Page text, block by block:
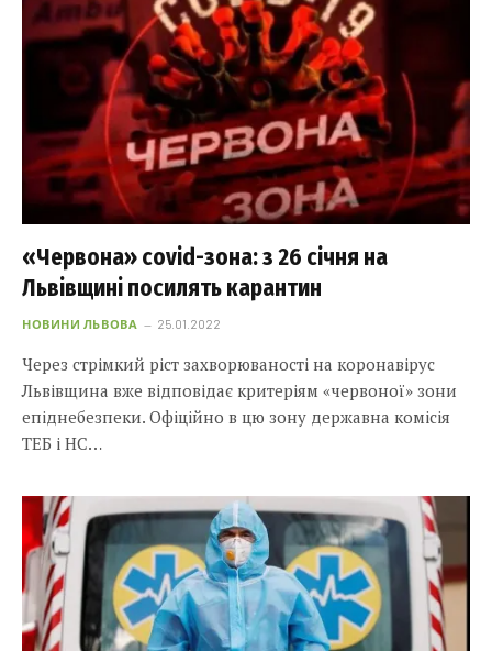
«Червона» covid-зона: з 26 січня на
Львівщині посилять карантин
НОВИНИ ЛЬВОВА 25.01.2022
Через стрімкий ріст захворюваності на коронавірус
Львівщина вже відповідає критеріям «червоної» зони
епіднебезпеки. Офіційно в цю зону державна комісія
ТЕБ і НС…